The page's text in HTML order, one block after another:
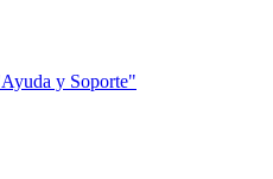
y Soporte"